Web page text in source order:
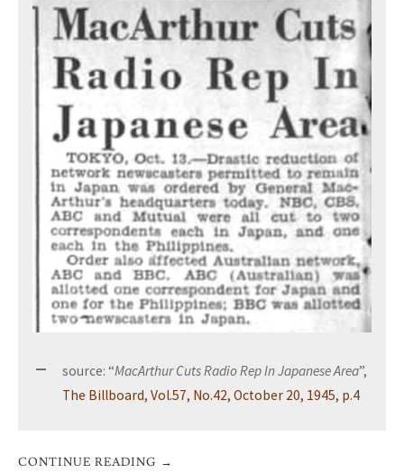
source: “MacArthur Cuts Radio Rep In Japanese Area”,
The Billboard, Vol.57, No.42, October 20, 1945, p.4
CONTINUE READING →